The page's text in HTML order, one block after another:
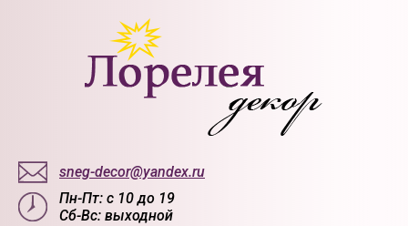
sneg-decor@yandex.ru
Пн-Пт: с 10 до 19
Сб-Вс: выходной